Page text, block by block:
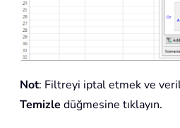
Not: Filtreyi iptal etmek ve
Temizle düğmesine tıklayın.